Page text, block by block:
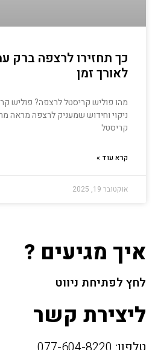
כך תחזירו לרצפה ברק
לאורך זמן
מהו פוליש קריסטל לרצפה? פוליש
ניקוי וחידוש שמעניק לרצפה מראה
קריסטל
קרא עוד »
אוקטובר 19, 2025
איך מגיעים ?
לחץ לפתיחת ניווט
ליצירת קשר